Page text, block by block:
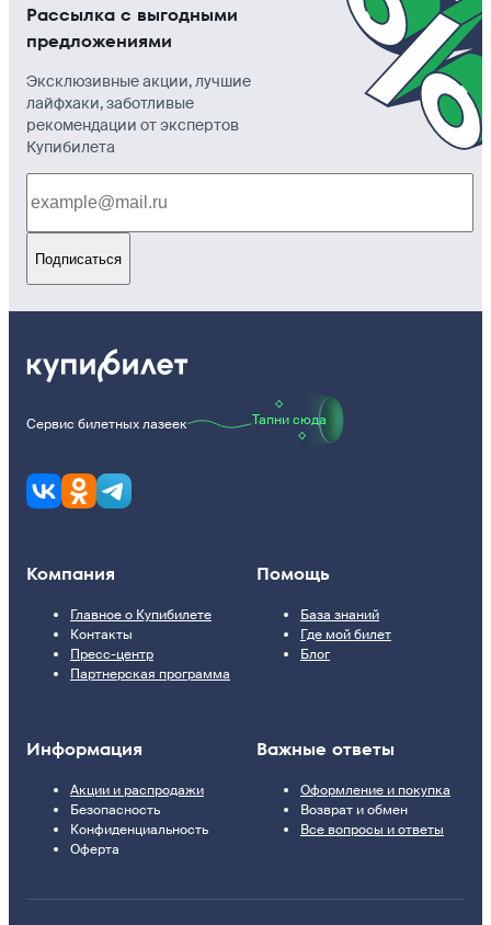
Рассылка с выгодными
предложениями
Эксклюзивные акции, лучшие
лайфхаки, заботливые
рекомендации от экспертов
Купибилета
Подписаться
Сервис билетных лазеек Тапни сюда
Компания
Главное о Купибилете
Контакты
Пресс-центр
Партнерская программа
Помощь
База знаний
Где мой билет
Блог
Информация
Акции и распродажи
Безопасность
Конфиденциальность
Оферта
Важные ответы
Оформление и покупка
Возврат и обмен
Все вопросы и ответы